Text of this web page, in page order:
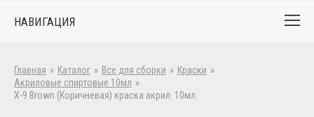
НАВИГАЦИЯ
Главная » Каталог » Все для сборки » Краски »
Акриловые спиртовые 10мл »
Х-9 Brown (Коричневая) краска акрил. 10мл.